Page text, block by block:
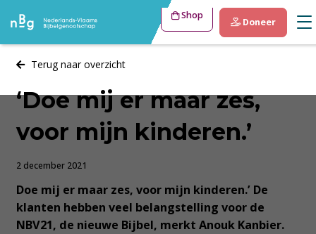
Shop
Doneer
Terug naar overzicht
‘Doe mij er maar zes,
voor mijn kinderen.’
2 december 2021
Doe mij er maar zes, voor mijn kinderen.’ De
klanten hebben veel belangstelling voor de
NBV21, de nieuwe Bijbel, merkt Anouk Kanbier.